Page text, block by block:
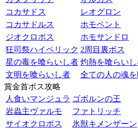
コカサドス
レオグロン
コカサドルス
ホモペント
ジオクロポス
ホモサンドロ
狂司祭ハイペリック 2周目裏ボス
星の毒を喰らいし者 灼熱を喰らい
文明を喰らいし者
全ての人の魂
賞金首ボス攻略
人食いマンジュラ ゴボルンの王
岩蟲主ヴァルモ
ファトリッチ
サイオクロポス
氷獣キメンザーン